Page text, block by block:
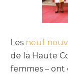
Les neuf
de la Haute
femmes –